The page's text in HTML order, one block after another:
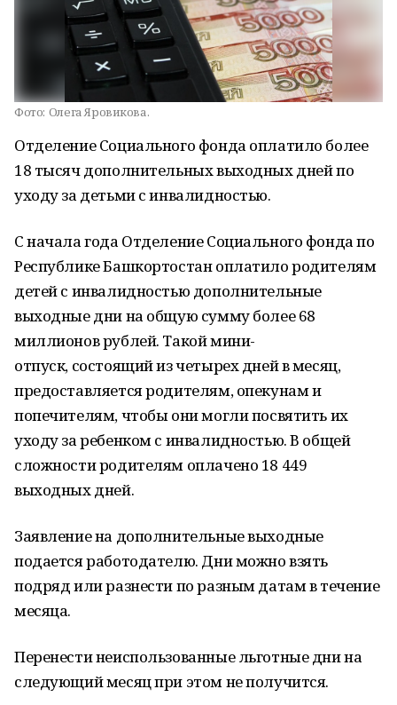
Фото: Олега Яровикова.
Отделение Социального фонда оплатило более
18 тысяч дополнительных выходных дней по
уходу за детьми с инвалидностью.
С начала года Отделение Социального фонда по
Республике Башкортостан оплатило родителям
детей с инвалидностью дополнительные
выходные дни на общую сумму более 68
миллионов рублей. Такой мини-
отпуск, состоящий из четырех дней в месяц,
предоставляется родителям, опекунам и
попечителям, чтобы они могли посвятить их
уходу за ребенком с инвалидностью. В общей
сложности родителям оплачено 18 449
выходных дней.
Заявление на дополнительные выходные
подается работодателю. Дни можно взять
подряд или разнести по разным датам в течение
месяца.
Перенести неиспользованные льготные дни на
следующий месяц при этом не получится.